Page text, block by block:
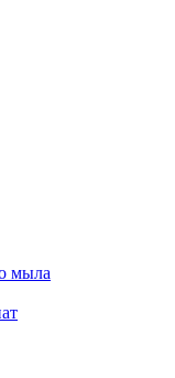
мыла